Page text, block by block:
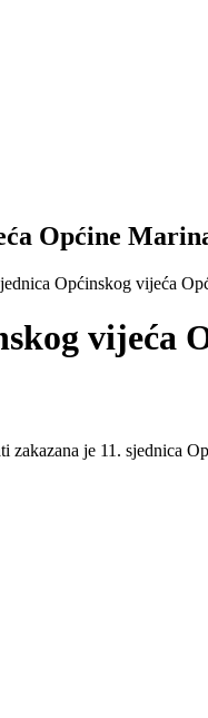
Općine
Općinskog vijeća
vijeća
zakazana je 11.